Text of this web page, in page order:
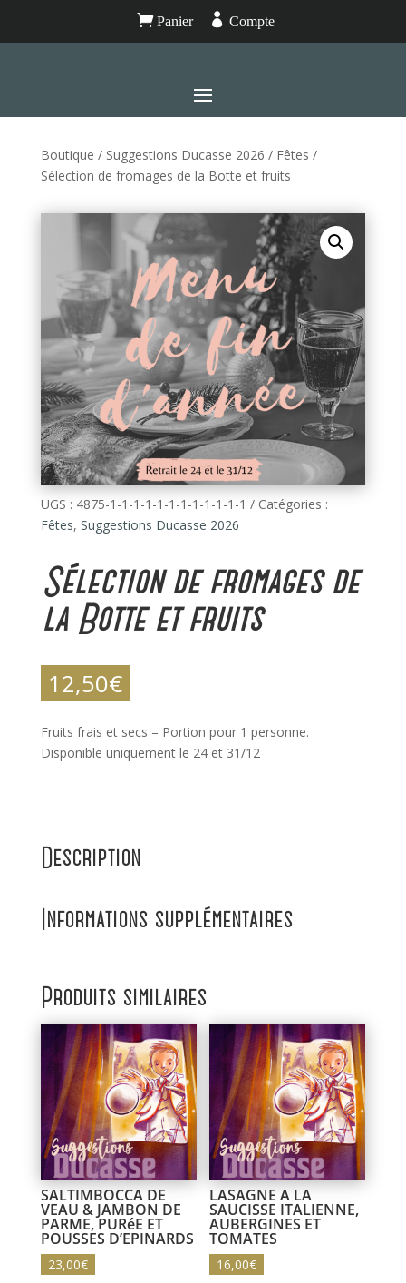
Panier  Compte
Boutique / Suggestions Ducasse 2026 / Fêtes /
Sélection de fromages de la Botte et fruits
UGS : 4875-1-1-1-1-1-1-1-1-1-1-1-1
Catégories :
Fêtes, Suggestions Ducasse 2026
Sélection de fromages de
la Botte et fruits
12,50€
Fruits frais et secs – Portion pour 1 personne.
Disponible uniquement le 24 et 31/12
Description
Informations supplémentaires
Produits similaires
SALTIMBOCCA DE
VEAU & JAMBON DE
PARME, PURéE ET
POUSSES D’EPINARDS
23,00€
LASAGNE A LA
SAUCISSE ITALIENNE,
AUBERGINES ET
TOMATES
16,00€